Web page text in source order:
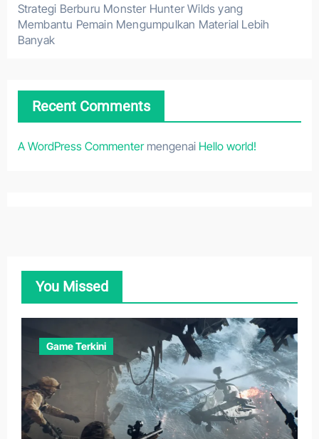
Strategi Berburu Monster Hunter Wilds yang
Membantu Pemain Mengumpulkan Material Lebih
Banyak
Recent Comments
A WordPress Commentermengenai Hello world!
You Missed
Game Terkini